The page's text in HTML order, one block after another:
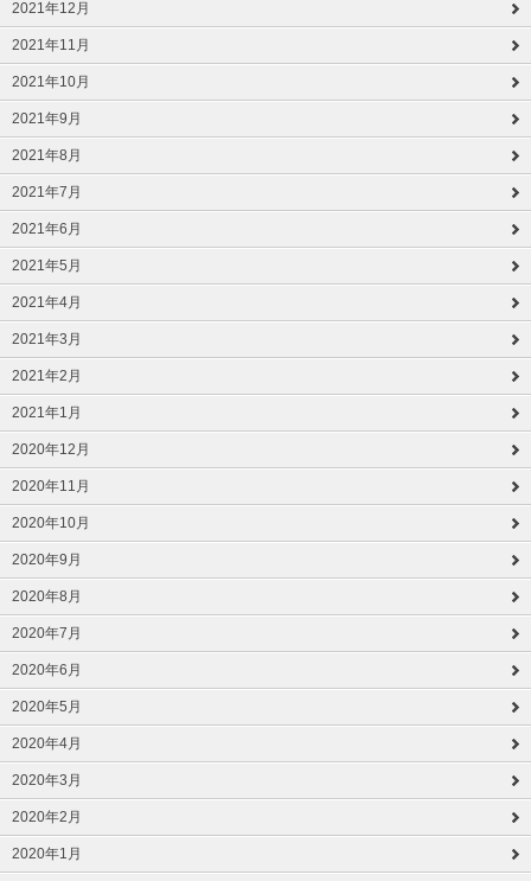
2021年12月
2021年11月
2021年10月
2021年9月
2021年8月
2021年7月
2021年6月
2021年5月
2021年4月
2021年3月
2021年2月
2021年1月
2020年12月
2020年11月
2020年10月
2020年9月
2020年8月
2020年7月
2020年6月
2020年5月
2020年4月
2020年3月
2020年2月
2020年1月